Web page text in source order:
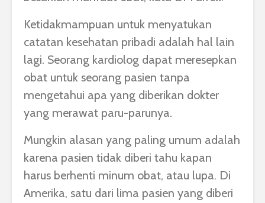
Ketidakmampuan untuk menyatukan
catatan kesehatan pribadi adalah hal lain
lagi. Seorang kardiolog dapat meresepkan
obat untuk seorang pasien tanpa
mengetahui apa yang diberikan dokter
yang merawat paru-parunya.
Mungkin alasan yang paling umum adalah
karena pasien tidak diberi tahu kapan
harus berhenti minum obat, atau lupa. Di
Amerika, satu dari lima pasien yang diberi